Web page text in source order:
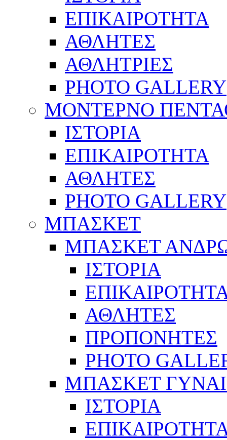
ΕΠΙΚΑΙΡΟΤΗΤΑ
ΑΘΛΗΤΕΣ
ΑΘΛΗΤΡΙΕΣ
PHOTO GALLERY
ΜΟΝΤΕΡΝΟ
ΙΣΤΟΡΙΑ
ΕΠΙΚΑΙΡΟΤΗΤΑ
ΑΘΛΗΤΕΣ
PHOTO GALLERY
ΜΠΑΣΚΕΤ
ΜΠΑΣΚΕΤ
ΙΣΤΟΡΙΑ
ΑΘΛΗΤΕΣ
ΠΡΟΠΟΝΗΤΕΣ
PHOTO
ΜΠΑΣΚΕΤ
ΙΣΤΟΡΙΑ